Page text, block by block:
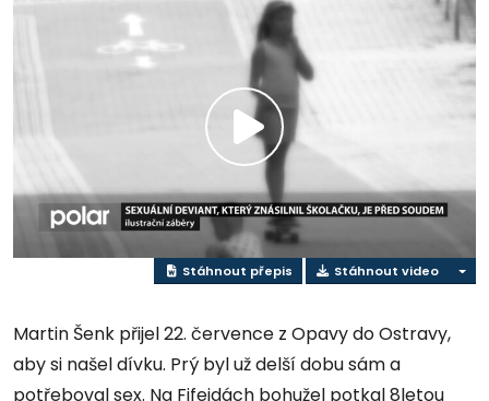
Přehrát
video
Stáhnout přepis Stáhnout video
Martin Šenk přijel 22. července z Opavy do Ostravy,
aby si našel dívku. Prý byl už delší dobu sám a
potřeboval sex. Na Fifejdách bohužel potkal 8letou